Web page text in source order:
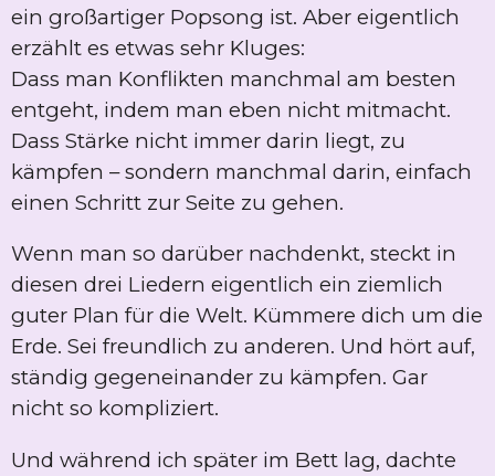
ein großartiger Popsong ist. Aber eigentlich
erzählt es etwas sehr Kluges:
Dass man Konflikten manchmal am besten
entgeht, indem man eben nicht mitmacht.
Dass Stärke nicht immer darin liegt, zu
kämpfen – sondern manchmal darin, einfach
einen Schritt zur Seite zu gehen.
Wenn man so darüber nachdenkt, steckt in
diesen drei Liedern eigentlich ein ziemlich
guter Plan für die Welt. Kümmere dich um die
Erde. Sei freundlich zu anderen. Und hört auf,
ständig gegeneinander zu kämpfen. Gar
nicht so kompliziert.
Und während ich später im Bett lag, dachte